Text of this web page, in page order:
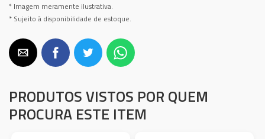
* Imagem meramente ilustrativa.
* Sujeito à disponibilidade de estoque.
PRODUTOS VISTOS POR QUEM
PROCURA ESTE ITEM